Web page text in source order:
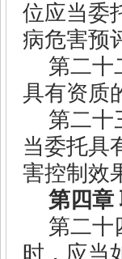
位应当委
病危害预
第二十
具有资质
第二十
当委托具
害控制效
第四章
第二十
时，应当